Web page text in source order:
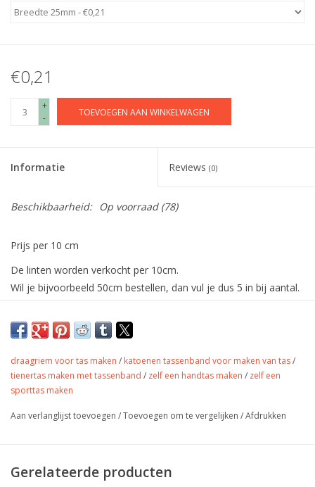
€0,21
+
-
TOEVOEGEN AAN WINKELWAGEN
Informatie Reviews (0)
Beschikbaarheid: Op voorraad(78)
Prijs per 10 cm
De linten worden verkocht per 10cm.
Wil je bijvoorbeeld 50cm bestellen, dan vul je dus 5 in bij aantal.
Blauwe katoenen tassenband
verkrijgbaar in 3 maten
Tassenband - Kobalt blauw - 2,5cm - 3cm - 3,8cm
Stofbreedte
div maten
Toepassing
Tassen, riem, gordel,…
draagriem voor tas maken / katoenen tassenband voor maken van tas/
tienertas maken met tassenband / zelf een handtas maken / zelf een
sporttas maken
Aan verlanglijst toevoegen /Toevoegen om te vergelijken /Afdrukken
Gerelateerde producten